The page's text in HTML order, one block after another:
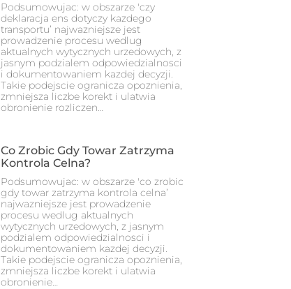
Podsumowujac: w obszarze 'czy
deklaracja ens dotyczy kazdego
transportu’ najwazniejsze jest
prowadzenie procesu wedlug
aktualnych wytycznych urzedowych, z
jasnym podzialem odpowiedzialnosci
i dokumentowaniem kazdej decyzji.
Takie podejscie ogranicza opoznienia,
zmniejsza liczbe korekt i ulatwia
obronienie rozliczen…
Co Zrobic Gdy Towar Zatrzyma
Kontrola Celna?
Podsumowujac: w obszarze 'co zrobic
gdy towar zatrzyma kontrola celna’
najwazniejsze jest prowadzenie
procesu wedlug aktualnych
wytycznych urzedowych, z jasnym
podzialem odpowiedzialnosci i
dokumentowaniem kazdej decyzji.
Takie podejscie ogranicza opoznienia,
zmniejsza liczbe korekt i ulatwia
obronienie…